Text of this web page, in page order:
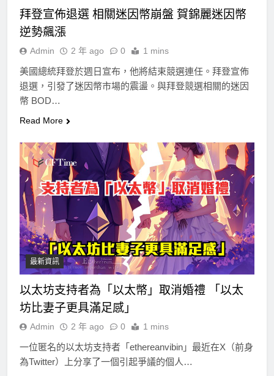
拜登宣佈退選 相關迷因幣崩盤 賀錦麗迷因幣
逆勢飆漲
Admin 2 年 ago 0 1 mins
美國總統拜登於週日宣布，他將結束競選連任。拜登宣佈
退選，引發了迷因幣市場的震盪。與拜登競選相關的迷因
幣 BOD…
Read More
最新資訊
以太坊支持者為「以太幣」取消婚禮 「以太
坊比妻子更具滿足感」
Admin 2 年 ago 0 1 mins
一位匿名的以太坊支持者「ethereanvibin」最近在X（前身
為Twitter）上分享了一個引起爭議的個人…